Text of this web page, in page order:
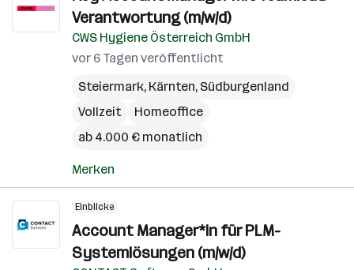
Verantwortung (m/w/d)
CWS Hygiene Österreich GmbH
vor 6 Tagen veröffentlicht
Steiermark, Kärnten, Südburgenland
Vollzeit
Homeoffice
ab 4.000 € monatlich
Merken
Einblicke
Account Manager*in für PLM-
Systemlösungen (m/w/d)